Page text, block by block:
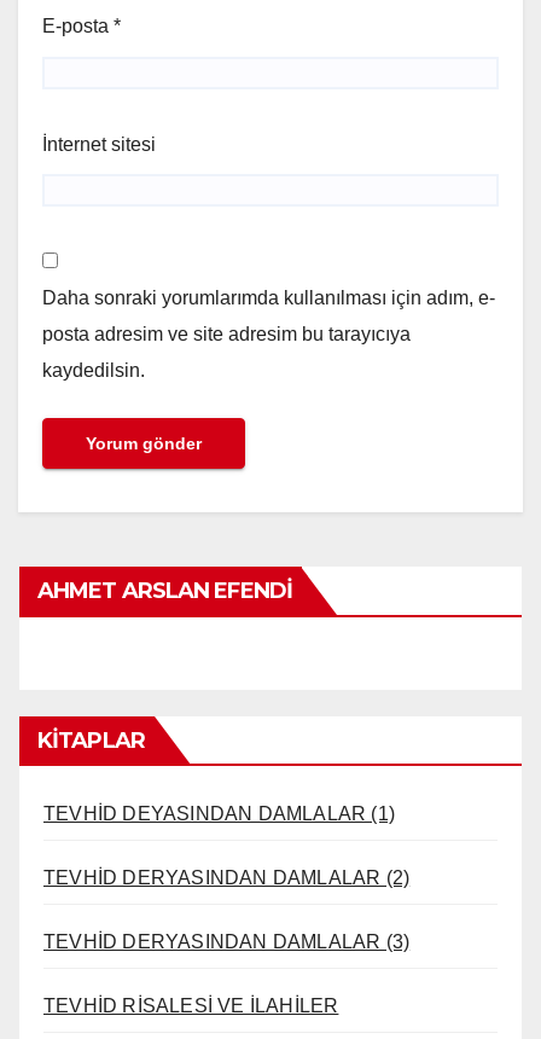
E-posta *
İnternet sitesi
Daha sonraki yorumlarımda kullanılması için adım, e-
posta adresim ve site adresim bu tarayıcıya
kaydedilsin.
AHMET ARSLAN EFENDI
KİTAPLAR
TEVHİD DEYASINDAN DAMLALAR (1)
TEVHİD DERYASINDAN DAMLALAR (2)
TEVHİD DERYASINDAN DAMLALAR (3)
TEVHİD RİSALESİ VE İLAHİLER